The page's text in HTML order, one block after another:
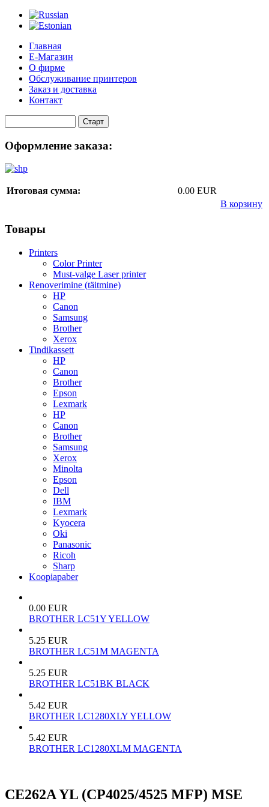
Главная
Е-Магазин
О фирме
Обслуживание принтеров
Заказ и доставка
Контакт
Оформление заказа:
Итоговая сумма:
0.00 EUR
В корзину
Товары
Printers
Color Printer
Must-valge Laser printer
Renoverimine (täitmine)
HP
Canon
Samsung
Brother
Xerox
Tindikassett
HP
Canon
Brother
Epson
Lexmark
HP
Canon
Brother
Samsung
Xerox
Minolta
Epson
Dell
IBM
Lexmark
Kyocera
Oki
Panasonic
Ricoh
Sharp
Koopiapaber
0.00 EUR
BROTHER LC51Y YELLOW
5.25 EUR
BROTHER LC51M MAGENTA
5.25 EUR
BROTHER LC51BK BLACK
5.42 EUR
BROTHER LC1280XLY YELLOW
5.42 EUR
BROTHER LC1280XLM MAGENTA
CE262A YL (CP4025/4525 MFP) MSE